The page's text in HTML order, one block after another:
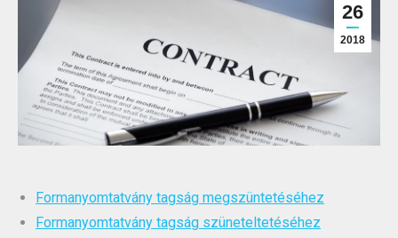
26
2018
Formanyomtatvány tagság megszüntetéséhez
Formanyomtatvány tagság szüneteltetéséhez